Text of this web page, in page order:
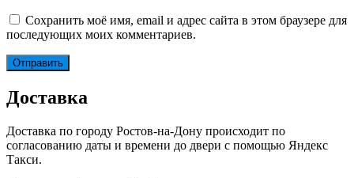
Сохранить моё имя, email и адрес сайта в этом браузере для
последующих моих комментариев.
Доставка
Доставка по городу Ростов-на-Дону происходит по
согласованию даты и времени до двери с помощью Яндекс
Такси.